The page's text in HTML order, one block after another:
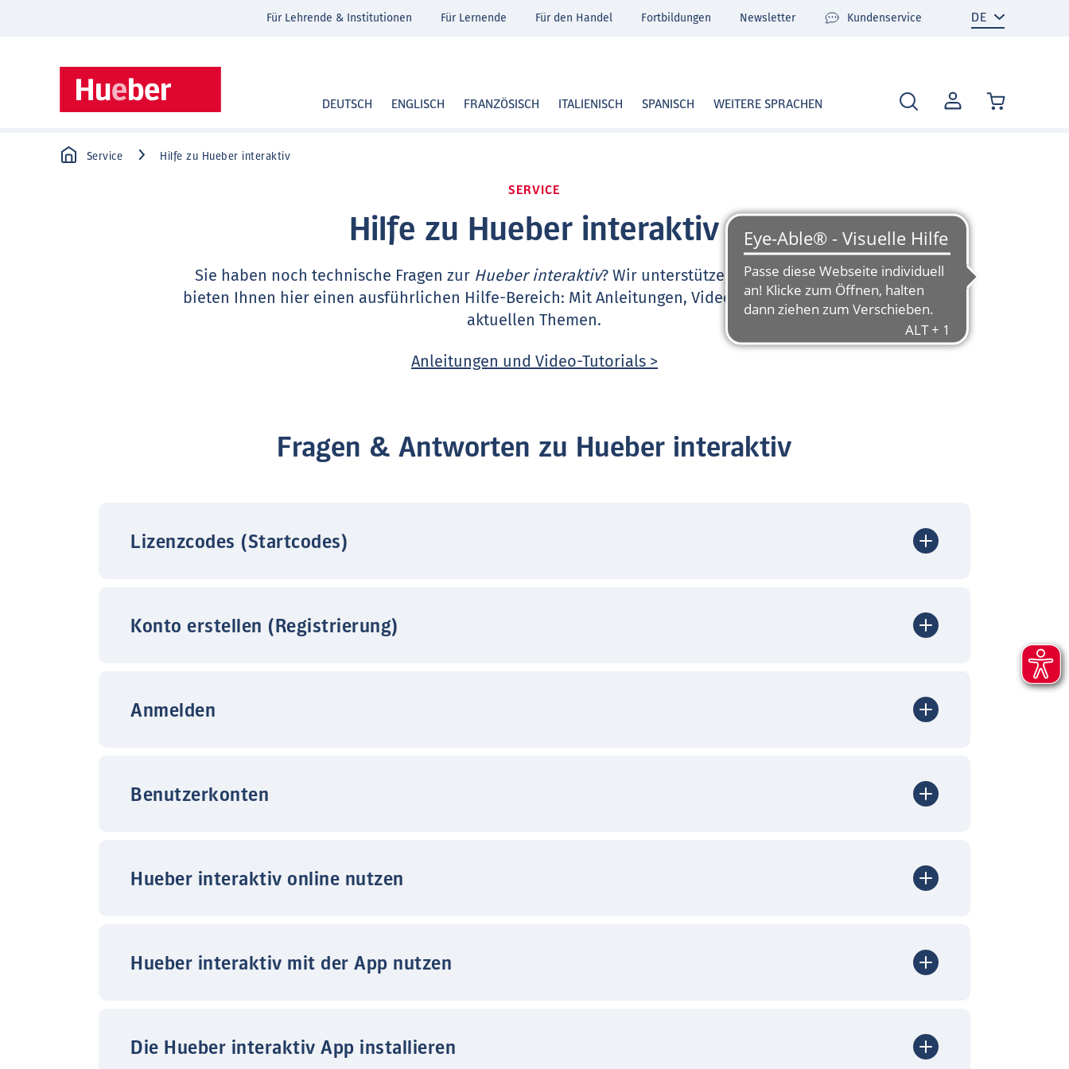
MEIN
KONTO
DEUTSCH ENGLISCH FRANZÖSISCH ITALIENISCH SPANISCH WEITERE SPRACHEN
Für Lehrende & Institutionen Für Lernende Für den Handel Fortbildungen Newsletter Kundenservice
Service Hilfe zu Hueber interaktiv
SERVICE
Hilfe zu Hueber interaktiv
Sie haben noch technische Fragen zur Hueber interaktiv? Wir unterstützen Sie sehr gerne und
bieten Ihnen hier einen ausführlichen Hilfe-Bereich: Mit Anleitungen, Video-Tutorials und FAQ zu
aktuellen Themen.
Anleitungen und Video-Tutorials >
Fragen & Antworten zu Hueber interaktiv
Lizenzcodes (Startcodes)
Konto erstellen (Registrierung)
Anmelden
Benutzerkonten
Hueber interaktiv online nutzen
Hueber interaktiv mit der App nutzen
Die Hueber interaktiv App installieren